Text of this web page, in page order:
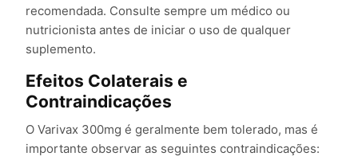
recomendada. Consulte sempre um médico ou
nutricionista antes de iniciar o uso de qualquer
suplemento.
Efeitos Colaterais e
Contraindicações
O Varivax 300mg é geralmente bem tolerado, mas é
importante observar as seguintes contraindicações: